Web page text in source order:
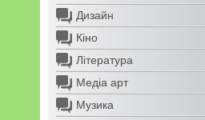
Дизайн
Кіно
Література
Медіа арт
Музика